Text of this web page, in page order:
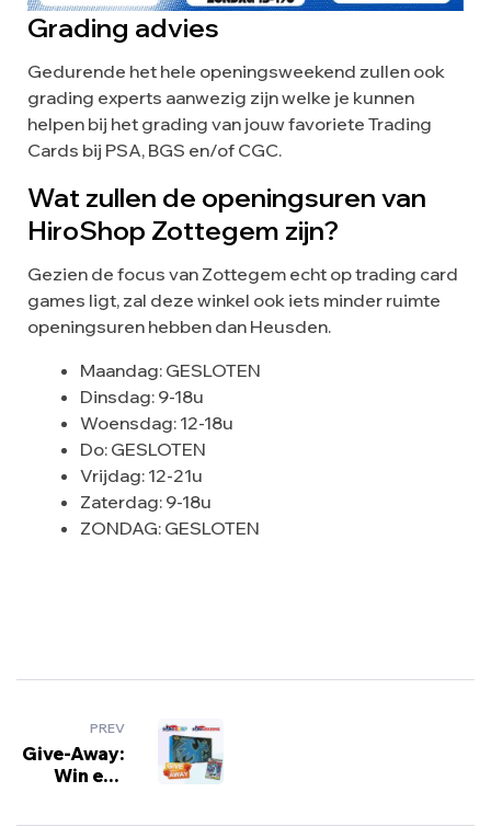
Grading advies
Gedurende het hele openingsweekend zullen ook
grading experts aanwezig zijn welke je kunnen
helpen bij het grading van jouw favoriete Trading
Cards bij PSA, BGS en/of CGC.
Wat zullen de openingsuren van
HiroShop Zottegem zijn?
Gezien de focus van Zottegem echt op trading card
games ligt, zal deze winkel ook iets minder ruimte
openingsuren hebben dan Heusden.
Maandag: GESLOTEN
Dinsdag: 9-18u
Woensdag: 12-18u
Do: GESLOTEN
Vrijdag: 12-21u
Zaterdag: 9-18u
ZONDAG: GESLOTEN
PREV
Give-Away:
Win een